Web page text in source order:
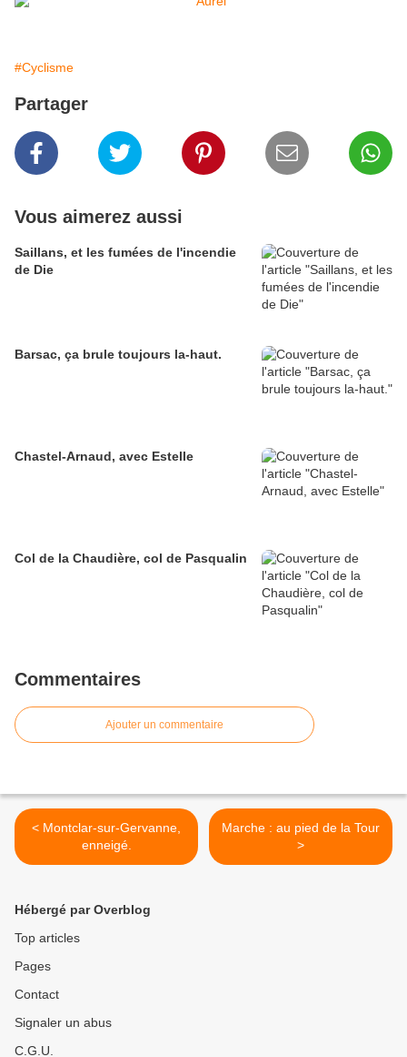
#Cyclisme
Partager
Vous aimerez aussi
Saillans, et les fumées de l'incendie
de Die
Barsac, ça brule toujours la-haut.
Chastel-Arnaud, avec Estelle
Col de la Chaudière, col de Pasqualin
Commentaires
Ajouter un commentaire
< Montclar-sur-Gervanne,
enneigé.
Marche : au pied de la Tour
>
Hébergé par Overblog
Top articles
Pages
Contact
Signaler un abus
C.G.U.